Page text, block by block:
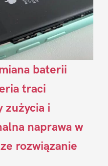
baterii
traci
zużycia i
naprawa w
rozwiązanie